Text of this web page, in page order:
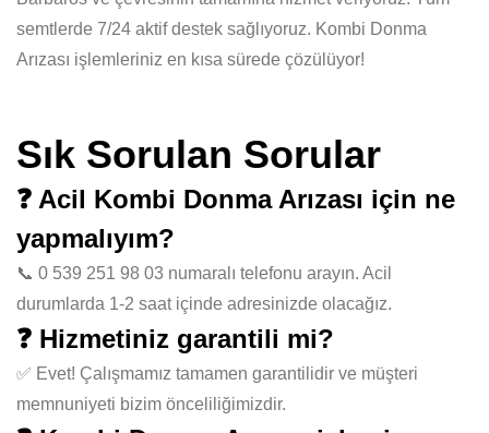
semtlerde 7/24 aktif destek sağlıyoruz. Kombi Donma
Arızası işlemleriniz en kısa sürede çözülüyor!
Sık Sorulan Sorular
❓ Acil Kombi Donma Arızası için ne
yapmalıyım?
📞 0 539 251 98 03 numaralı telefonu arayın. Acil
durumlarda 1-2 saat içinde adresinizde olacağız.
❓ Hizmetiniz garantili mi?
✅ Evet! Çalışmamız tamamen garantilidir ve müşteri
memnuniyeti bizim önceliliğimizdir.